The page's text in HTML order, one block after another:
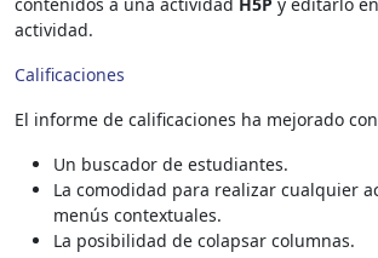
actividad.
Calificaciones
El informe de calificaciones ha mejorado
Un buscador de estudiantes.
La comodidad para realizar cualquier
menús contextuales.
La posibilidad de colapsar columnas.